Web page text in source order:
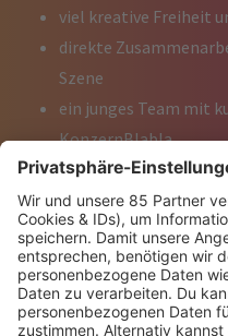
viel kreative Freiheit
direkte
Szene
ein junges Team mit
KonzernBlabla
Verantwortung statt
Zugang zu Events,
Produktionen
Moderne
die Möglichkeit, eine
Brands Europas